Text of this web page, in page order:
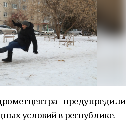
предупредили
условий в республике.